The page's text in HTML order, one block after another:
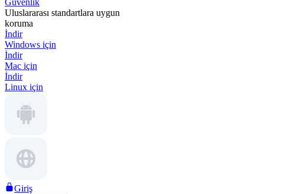
Güvenlik
Uluslararası standartlara uygun
koruma
İndir
Windows için
İndir
Mac için
İndir
Linux için
Giriş